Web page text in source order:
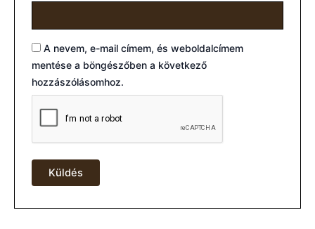
A nevem, e-mail címem, és weboldalcímem
mentése a böngészőben a következő
hozzászólásomhoz.